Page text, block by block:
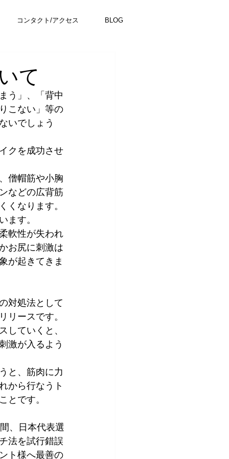
コンタクト/アクセス BLOG
て
う」、「背中
こない」等の
いでしょう
クを成功させ
僧帽筋や小胸
などの広背筋
くなります。
ます。
軟性が失われ
お尻に刺激は
が起きてきま
対処法として
リースです。
していくと、
激が入るよう
と、筋肉に力
から行なうト
とです。
、日本代表選
法を試行錯誤
ト様へ最善の